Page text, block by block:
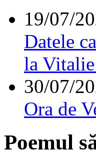
19/07/
Datele
la
30/07/
Ora de
Poemul